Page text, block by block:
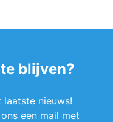
blijven?
nieuws!
een mail met